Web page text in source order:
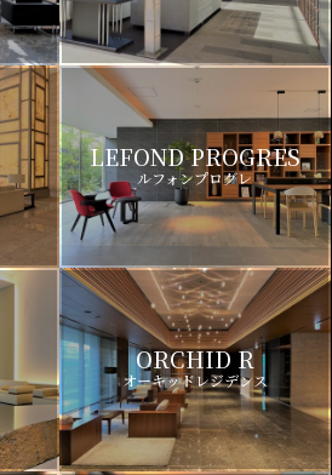
LEFOND PROGRES
ルフォンプログレ
ORCHID R
オーキッドレジデンス